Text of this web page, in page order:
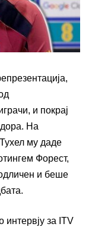
и покрај
На
му даде
Форест,
и беше
за ITV